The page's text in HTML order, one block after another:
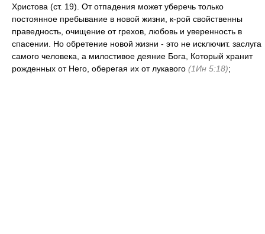
Христова (ст. 19). От отпадения может уберечь только
постоянное пребывание в новой жизни, к-рой свойственны
праведность, очищение от грехов, любовь и уверенность в
спасении. Но обретение новой жизни - это не исключит. заслуга
самого человека, а милостивое деяние Бога, Который хранит
рожденных от Него, оберегая их от лукавого (1Ин 5:18);